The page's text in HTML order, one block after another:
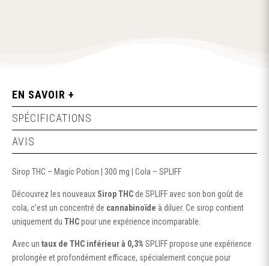
EN SAVOIR +
SPÉCIFICATIONS
AVIS
Sirop THC – Magic Potion | 300 mg | Cola – SPLIFF
Découvrez les nouveaux Sirop THCde SPLIFF avec son bon goût de
cola, c’est un concentré de cannabinoïde à diluer. Ce sirop contient
uniquement du THCpour une expérience incomparable.
Avec un taux de THC inférieur à 0,3% SPLIFF propose une expérience
prolongée et profondément efficace, spécialement conçue pour